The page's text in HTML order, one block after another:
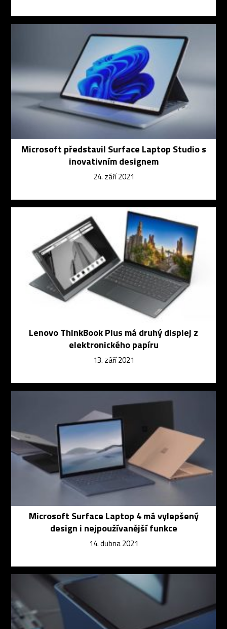
Microsoft představil Surface Laptop Studio s
inovativním designem
24. září 2021
Lenovo ThinkBook Plus má druhý displej z
elektronického papíru
13. září 2021
Microsoft Surface Laptop 4 má vylepšený
design i nejpoužívanější funkce
14. dubna 2021